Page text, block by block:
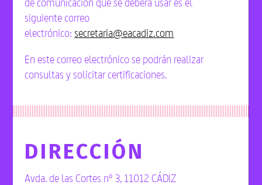
siguiente correo
electrónico:secretaria@eacadiz.com
En este correo electrónico se podrán realizar
consultas y solicitar certificaciones.
DIRECCIÓN
Avda. de las Cortes nº 3, 11012 CÁDIZ